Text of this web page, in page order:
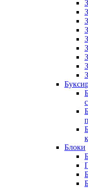
Блоки